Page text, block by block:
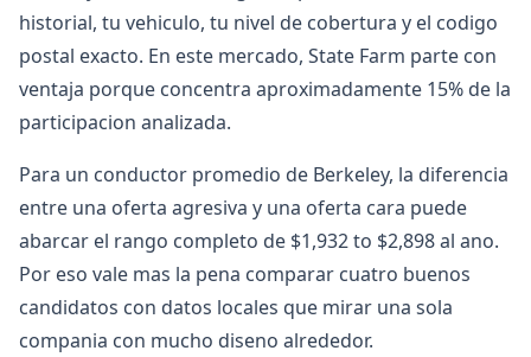
historial, tu vehiculo, tu nivel de cobertura y el codigo
postal exacto. En este mercado, State Farm parte con
ventaja porque concentra aproximadamente 15% de la
participacion analizada.
Para un conductor promedio de Berkeley, la diferencia
entre una oferta agresiva y una oferta cara puede
abarcar el rango completo de $1,932 to $2,898 al ano.
Por eso vale mas la pena comparar cuatro buenos
candidatos con datos locales que mirar una sola
compania con mucho diseno alrededor.